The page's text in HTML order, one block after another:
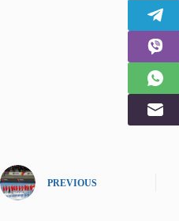
PREVIOUS